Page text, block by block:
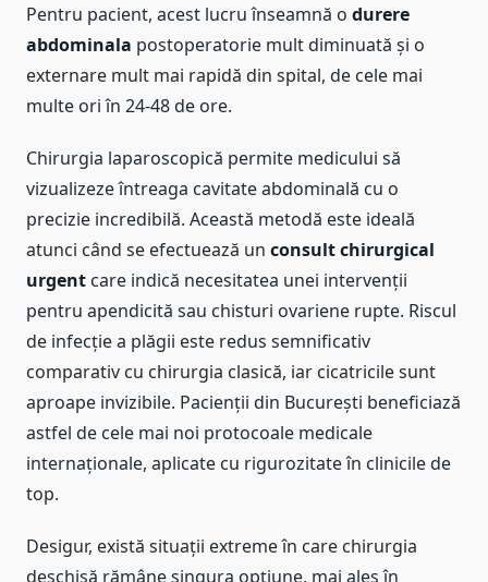
Pentru pacient, acest lucru înseamnă o durere
abdominala postoperatorie mult diminuată și o
externare mult mai rapidă din spital, de cele mai
multe ori în 24-48 de ore.
Chirurgia laparoscopică permite medicului să
vizualizeze întreaga cavitate abdominală cu o
precizie incredibilă. Această metodă este ideală
atunci când se efectuează un consult chirurgical
urgent care indică necesitatea unei intervenții
pentru apendicită sau chisturi ovariene rupte. Riscul
de infecție a plăgii este redus semnificativ
comparativ cu chirurgia clasică, iar cicatricile sunt
aproape invizibile. Pacienții din București beneficiază
astfel de cele mai noi protocoale medicale
internaționale, aplicate cu rigurozitate în clinicile de
top.
Desigur, există situații extreme în care chirurgia
deschisă rămâne singura opțiune, mai ales în